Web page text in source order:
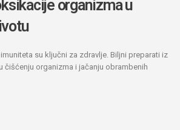
organizma u
su ključni za zdravlje. Biljni preparati iz
čišćenju organizma i jačanju obrambenih